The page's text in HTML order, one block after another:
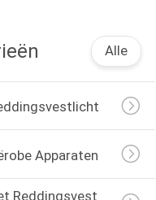
Alle
Apparaten
Reddingsvest